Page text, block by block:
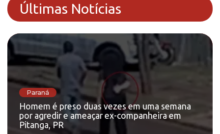
Últimas Notícias
Paraná
Homem é preso duas vezes em uma semana
por agredir e ameaçar ex-companheira em
Pitanga, PR